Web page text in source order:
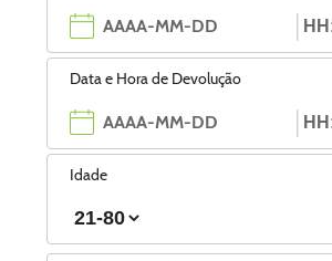
Data e Hora de Devolução
Idade